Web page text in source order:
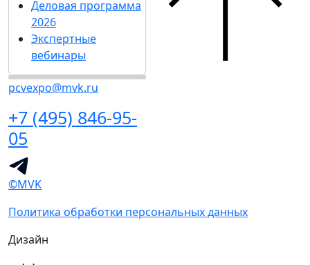
Деловая программа
2026
Экспертные
вебинары
pcvexpo@mvk.ru
+7 (495) 846-95-
05
©MVK
Политика обработки персональных данных
Дизайн